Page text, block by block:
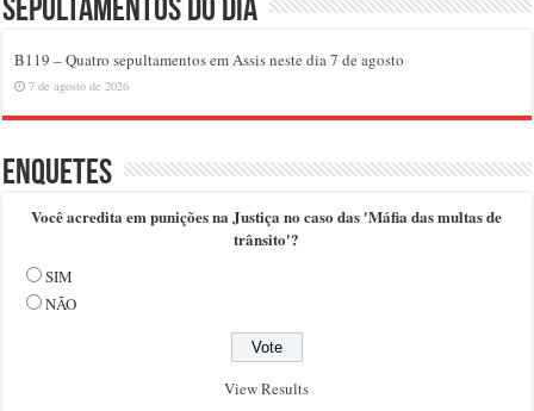
Sepultamentos do dia
B119 – Quatro sepultamentos em Assis neste dia 7 de agosto
7 de agosto de 2026
Enquetes
Você acredita em punições na Justiça no caso das 'Máfia das multas de
trânsito'?
SIM
NÃO
View Results